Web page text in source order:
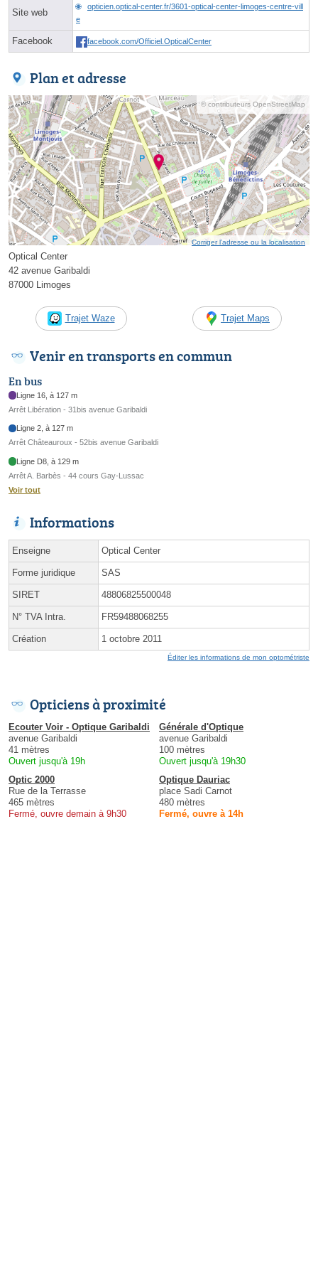
Site web
opticien.optical-center.fr/3601-optical-center-limoges-centre-vill
e
Facebook facebook.com/Officiel.OpticalCenter
Plan et adresse
© contributeurs OpenStreetMap
Corriger l’adresse ou la localisation
Optical Center
42 avenue Garibaldi
87000 Limoges
Trajet Waze Trajet Maps
Venir en transports en commun
En bus
Ligne 16, à 127 m
Arrêt Libération - 31bis avenue Garibaldi
Ligne 2, à 127 m
Arrêt Châteauroux - 52bis avenue Garibaldi
Ligne D8, à 129 m
Arrêt A. Barbès - 44 cours Gay-Lussac
Voir tout
Informations
Enseigne Optical Center
Forme juridique SAS
SIRET 48806825500048
N° TVA Intra. FR59488068255
Création 1 octobre 2011
Éditer les informations de mon optométriste
Opticiens à proximité
Ecouter Voir - Optique Garibaldi
avenue Garibaldi
41 mètres
Ouvert jusqu'à 19h
Générale d'Optique
avenue Garibaldi
100 mètres
Ouvert jusqu'à 19h30
Optic 2000
Rue de la Terrasse
465 mètres
Fermé, ouvre demain à 9h30
Optique Dauriac
place Sadi Carnot
480 mètres
Fermé, ouvre à 14h